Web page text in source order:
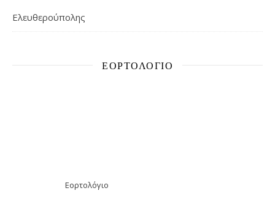
Ελευθερούπολης
ΕΟΡΤΟΛΌΓΙΟ
Εορτολόγιο